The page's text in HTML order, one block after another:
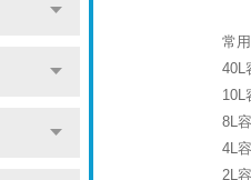
常
40L
10L
8L
4L
2L